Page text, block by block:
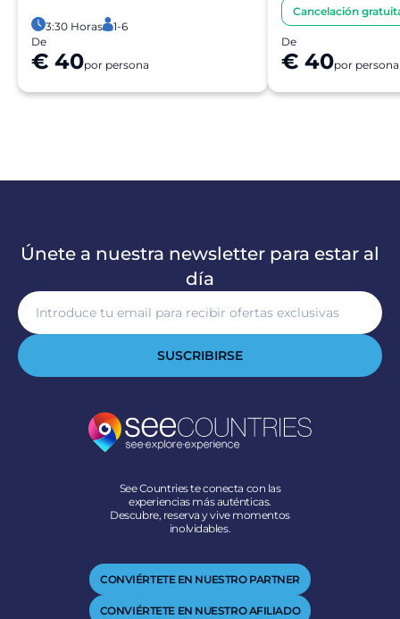
3:30 Horas
1-6
De
€ 40por persona
Cancelación
De
€ 40por persona
Únete a nuestra newsletter para estar al
día
SUSCRIBIRSE
See Countries te conecta con las
experiencias más auténticas.
Descubre, reserva y vive momentos
inolvidables.
CONVIÉRTETE EN NUESTRO PARTNER
CONVIÉRTETE EN NUESTRO AFILIADO